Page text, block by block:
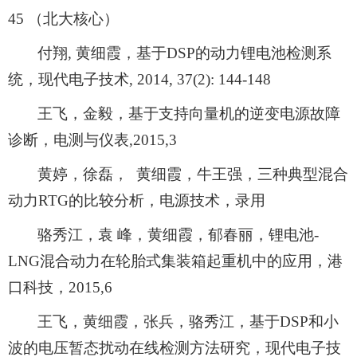
45
（北大核心）
付翔, 黄细霞，基于DSP的动力锂电池检测系
统，现代电子技术, 2014, 37(2): 144-148
王飞，金毅，基于支持向量机的逆变电源故障
诊断，电测与仪表,2015,3
黄婷，徐磊，
黄细霞，牛王强，三种典型混合
动力RTG的比较分析，电源技术，录用
骆秀江，袁 峰，黄细霞，郁春丽，锂电池-
LNG混合动力在轮胎式集装箱起重机中的应用，港
口科技， 2015,6
王飞，黄细霞，张兵，骆秀江，基于DSP和小
波的电压暂态扰动在线检测方法研究，现代电子技